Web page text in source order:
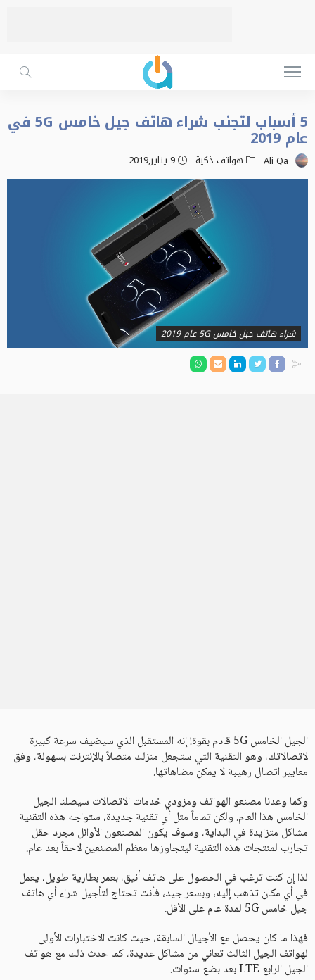
5 أسباب لتجنب شراء هاتف جيل خامس 5G في
عام 2019
Ali Qa هواتف ذكية 9 يناير,2019
شراء هاتف جيل خامس 5G عام 2019
الجيل الخامس 5G قادم بقوة! إنه المستقبل الذي سيضيف سرعة كبيرة
لاتصالاتك، وهو التقنية التي ستجعل منزلك متصلاً بالإنترنت بسهولة، وفق
معايير اتصال رهيبة لا يمكن مضاهاتها.
وكما وعدنا مصنعو الهواتف ومزودي خدمات الاتصالات سيصلنا الجيل
الخامس هذا العام. ولكن تماماً مثل أي تقنية جديدة، ستواجه هذه التقنية
مشاكل متزايدة في البداية، وسوف يكون المصنعون الأوائل مجرد حقل
تجارب لمنتجات هذه التقنية ليتجاوزها معظم المصنعين لاحقاً بعد عام.
لذا إن كنت ترغب في الحصول على هاتف أنيق، بعمر بطارية طويل، يعمل
في أي مكان تذهب إليه، وبسعر جيد، فأنت تحتاج لتأجيل شراء أي هاتف
جيل خامس 5G لمدة عام على الأقل.
فهذا ما كان يحصل مع الأجيال السابقة، حيث كانت الاختبارات الأولى
لهواتف الجيل الثالث تعاني من مشاكل عديدة، كما حدث ذلك مع هواتف
الجيل الرابع LTE بعد بضع سنوات.